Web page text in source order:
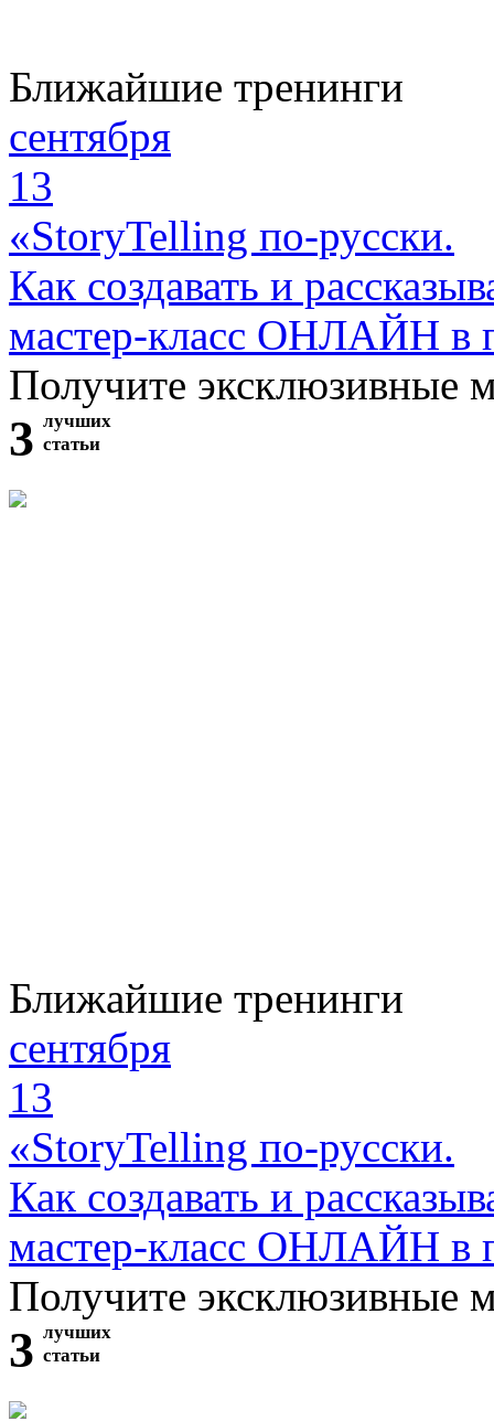
Ближайшие тренинги
сентября
13
«StoryTelling по-русски.
Как создавать и
мастер-класс ОНЛАЙН в
Получите эксклюзивные
3 лучших
статьи
Ближайшие тренинги
сентября
13
«StoryTelling по-русски.
Как создавать и
мастер-класс ОНЛАЙН в
Получите эксклюзивные
3 лучших
статьи